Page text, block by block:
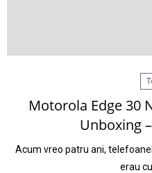
Motorola Edge 30
Unboxing
Acum vreo patru ani,
erau